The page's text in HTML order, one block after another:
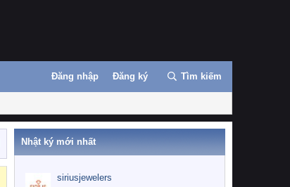
Đăng nhập Đăng ký Tìm kiếm
Nhật ký mới nhất
siriusjewelers